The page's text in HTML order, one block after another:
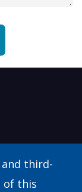
third-
of this